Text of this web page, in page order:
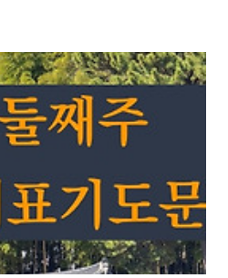
기도에 사용할 수 있도록 은혜롭게
은혜가 풍성하신 하나님 아버지,천
주관하시는 주님께 경배와 찬양과
던 저희를 긍휼히 여기시고, 독생자
열어 주시며, 오늘도 거룩한 종려주
로 감사를 드립니다. 주님, 오늘은 우